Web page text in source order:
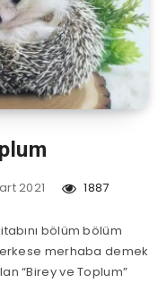
2021 1887
bölüm bölüm
merhaba demek
“Birey ve Toplum”